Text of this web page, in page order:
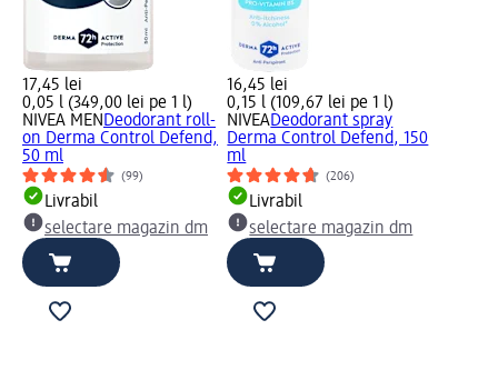
17,45 lei
0,05 l (349,00 lei pe 1 l)
NIVEA MEN Deodorant roll-
on Derma Control Defend,
50 ml
(99)
Livrabil
selectare magazin dm
16,45 lei
0,15 l (109,67 lei pe 1 l)
NIVEADeodorant spray
Derma Control Defend, 150
ml
(206)
Livrabil
selectare magazin dm